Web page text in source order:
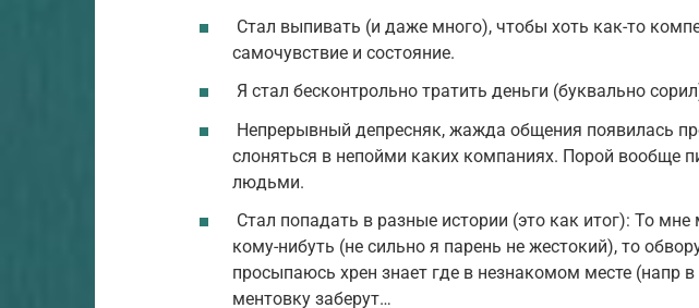
Стал выпивать (и даже много), чтобы хоть как-то
самочувствие и состояние.
Я стал бесконтрольно тратить деньги (буквально
Непрерывный депресняк, жажда общения появилась
слоняться в непойми каких компаниях. Порой вообще
людьми.
Стал попадать в разные истории (это как итог): То
кому-нибуть (не сильно я парень не жестокий), то
просыпаюсь хрен знает где в незнакомом месте (напр
ментовку заберут…